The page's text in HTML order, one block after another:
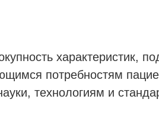
характеристик,
потребностям
технологиям и